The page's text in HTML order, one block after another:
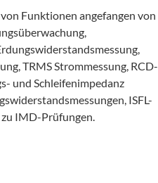
Funktionen angefangen von
TRMS Strommessung, RCD-
und Schleifenimpedanz
ISFL-
IMD-Prüfungen.